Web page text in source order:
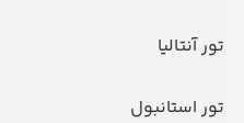
تور آنتالیا
تور استانبول